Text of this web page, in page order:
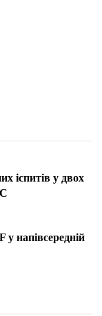
іспитів у двох
напівсередній